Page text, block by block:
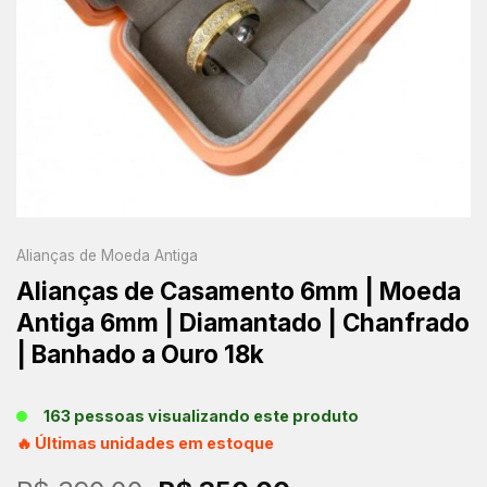
Alianças de Moeda Antiga
Alianças de Casamento 6mm | Moeda
Antiga 6mm | Diamantado | Chanfrado
| Banhado a Ouro 18k
163 pessoas visualizando este produto
🔥 Últimas unidades em estoque